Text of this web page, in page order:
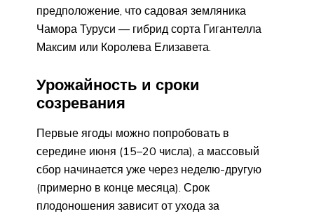
предположение, что садовая земляника
Чамора Туруси — гибрид сорта Гигантелла
Максим или Королева Елизавета.
Урожайность и сроки
созревания
Первые ягоды можно попробовать в
середине июня (15–20 числа), а массовый
сбор начинается уже через неделю-другую
(примерно в конце месяца). Срок
плодоношения зависит от ухода за